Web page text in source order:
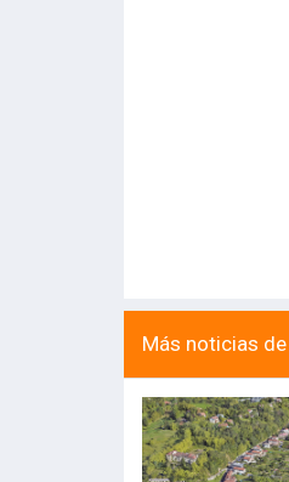
Más noticias de